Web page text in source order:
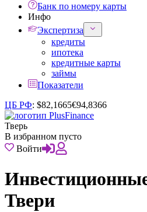
Банк по номеру карты
Инфо
Экспертиза
кредиты
ипотека
кредитные карты
займы
Показатели
ЦБ РФ: $82,1665€94,8366
Тверь
В избранном пусто
Войти
Твери